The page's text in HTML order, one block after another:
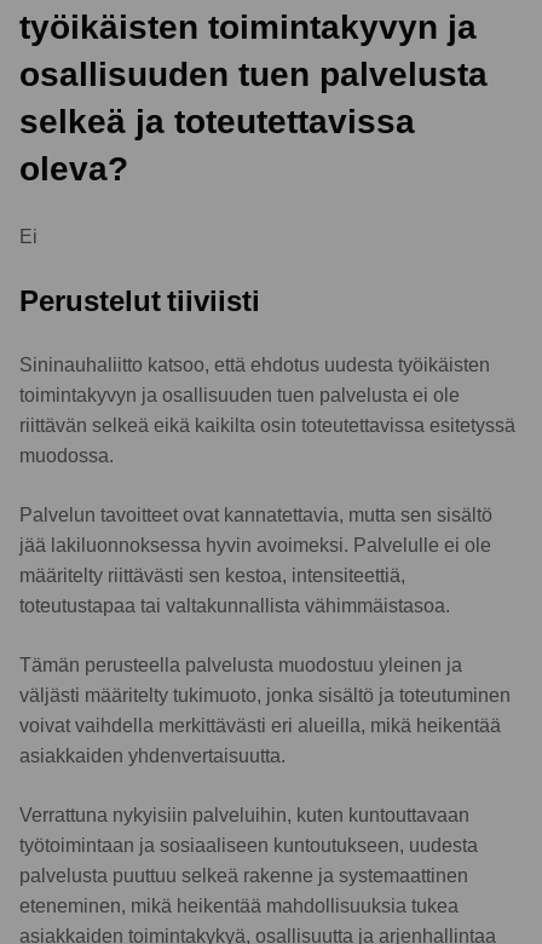
työikäisten toimintakyvyn ja
osallisuuden tuen palvelusta
selkeä ja toteutettavissa
oleva?
Ei
Perustelut tiiviisti
Sininauhaliitto katsoo, että ehdotus uudesta työikäisten
toimintakyvyn ja osallisuuden tuen palvelusta ei ole
riittävän selkeä eikä kaikilta osin toteutettavissa esitetyssä
muodossa.
Palvelun tavoitteet ovat kannatettavia, mutta sen sisältö
jää lakiluonnoksessa hyvin avoimeksi. Palvelulle ei ole
määritelty riittävästi sen kestoa, intensiteettiä,
toteutustapaa tai valtakunnallista vähimmäistasoa.
Tämän perusteella palvelusta muodostuu yleinen ja
väljästi määritelty tukimuoto, jonka sisältö ja toteutuminen
voivat vaihdella merkittävästi eri alueilla, mikä heikentää
asiakkaiden yhdenvertaisuutta.
Verrattuna nykyisiin palveluihin, kuten kuntouttavaan
työtoimintaan ja sosiaaliseen kuntoutukseen, uudesta
palvelusta puuttuu selkeä rakenne ja systemaattinen
eteneminen, mikä heikentää mahdollisuuksia tukea
asiakkaiden toimintakykyä, osallisuutta ja arjenhallintaa